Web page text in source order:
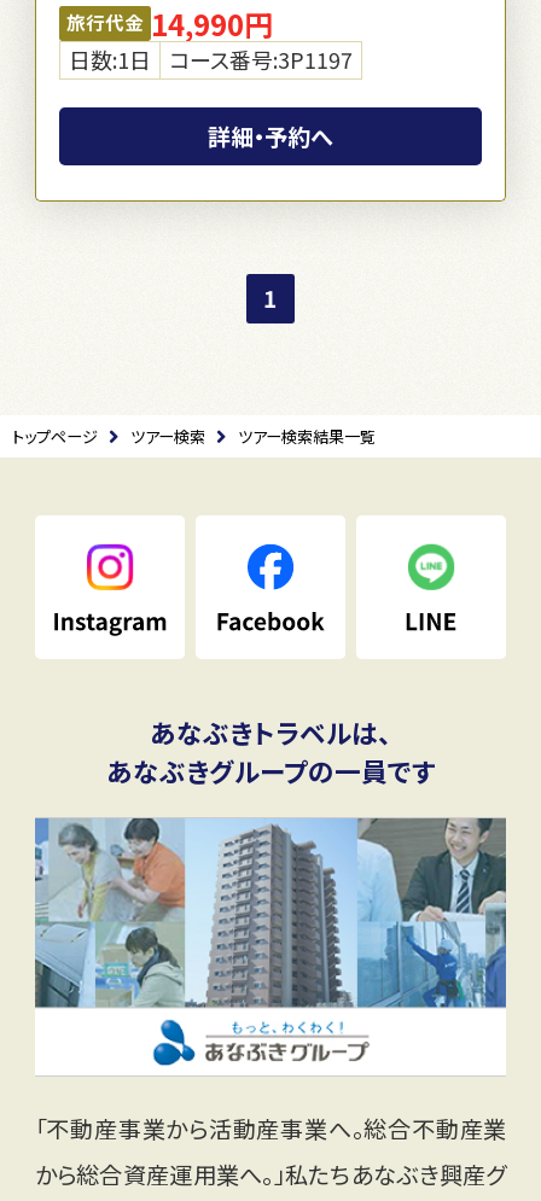
旅行代金 14,990円
日数:1日 コース番号:3P1197
詳細・予約へ
1
トップページ ツアー検索 ツアー検索結果一覧
あなぶきトラベルは、
あなぶきグループの一員です
「不動産事業から活動産事業へ。総合不動産業
から総合資産運用業へ。」私たちあなぶき興産グ